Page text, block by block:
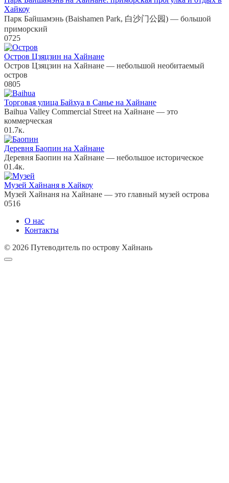
Хайкоу
Парк Байшамэнь (Baishamen Park, 白沙门公园) — большой
приморский
0725
Остров Цзяцзин на Хайнане
Остров Цзяцзин на Хайнане — небольшой необитаемый
остров
0805
Торговая улица Байхуа в Санье на Хайнане
Baihua Valley Commercial Street на Хайнане — это
коммерческая
01.7к.
Деревня Баопин на Хайнане
Деревня Баопин на Хайнане — небольшое историческое
01.4к.
Музей Хайнаня в Хайкоу
Музей Хайнаня на Хайнане — это главный музей острова
0516
О нас
Контакты
© 2026 Путеводитель по острову Хайнань